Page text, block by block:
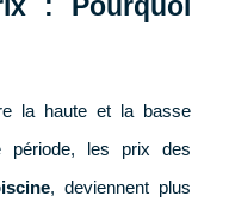
la haute et la basse
période, les prix des
, deviennent plus